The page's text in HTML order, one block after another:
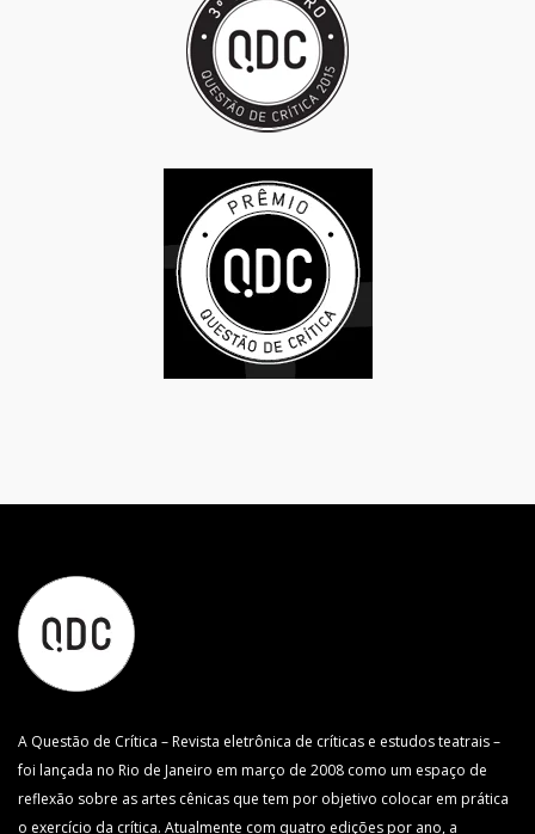
A Questão de Crítica – Revista eletrônica de críticas e estudos teatrais –
foi lançada no Rio de Janeiro em março de 2008 como um espaço de
reflexão sobre as artes cênicas que tem por objetivo colocar em prática
o exercício da crítica. Atualmente com quatro edições por ano, a